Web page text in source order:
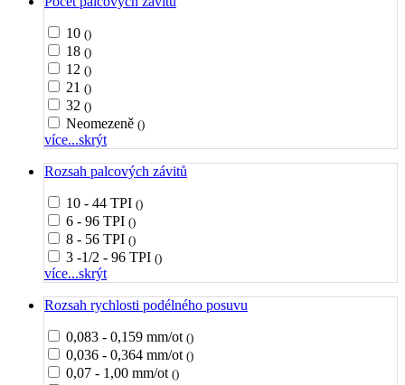
10 ()
18 ()
12 ()
21 ()
32 ()
Neomezeně ()
více...skrýt
Rozsah palcových závitů
10 - 44 TPI ()
6 - 96 TPI ()
8 - 56 TPI ()
3 -1/2 - 96 TPI ()
více...skrýt
Rozsah rychlosti podélného posuvu
0,083 - 0,159 mm/ot ()
0,036 - 0,364 mm/ot ()
0,07 - 1,00 mm/ot ()